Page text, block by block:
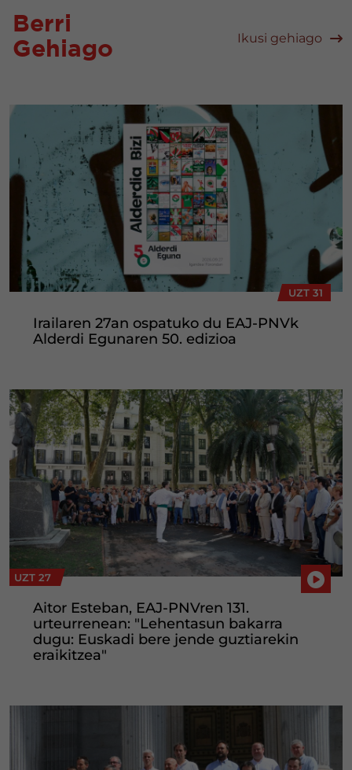
Berri
Gehiago
Ikusi gehiago
UZT 31
Irailaren 27an ospatuko du EAJ-PNVk
Alderdi Egunaren 50. edizioa
UZT 27
Aitor Esteban, EAJ-PNVren 131.
urteurrenean: "Lehentasun bakarra
dugu: Euskadi bere jende guztiarekin
eraikitzea"